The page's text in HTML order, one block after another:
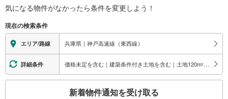
気になる物件がなかったら条件を変更しよう！
現在の検索条件
エリア/路線 兵庫県｜神戸高速線（東西線）
詳細条件 価格未定を含む｜建築条件付き土地を含む｜土地120m2 以上
新着物件通知を受け取る